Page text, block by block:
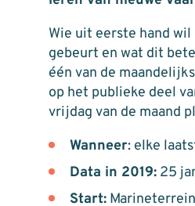
Wie uit eerste hand
gebeurt en wat dit
één van de
op het publieke deel
vrijdag van de maand
Wanneer: elke
Data in 2019:25
Start: